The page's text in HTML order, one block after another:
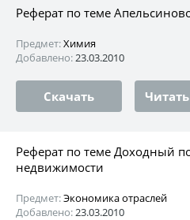
Реферат по теме
Предмет:Химия
Добавлено:23.03.2010
Скачать
Реферат по теме Доходный
недвижимости
Предмет:Экономика отраслей
Добавлено:23.03.2010